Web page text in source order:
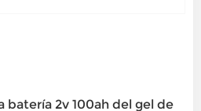
batería 2v 100ah del gel de